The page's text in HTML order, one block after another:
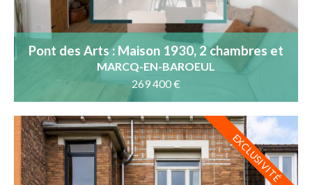
Pont des Arts : Maison 1930, 2 chambres et
terrasse
MARCQ-EN-BAROEUL
269 400 €
EXCLUSIVITÉ